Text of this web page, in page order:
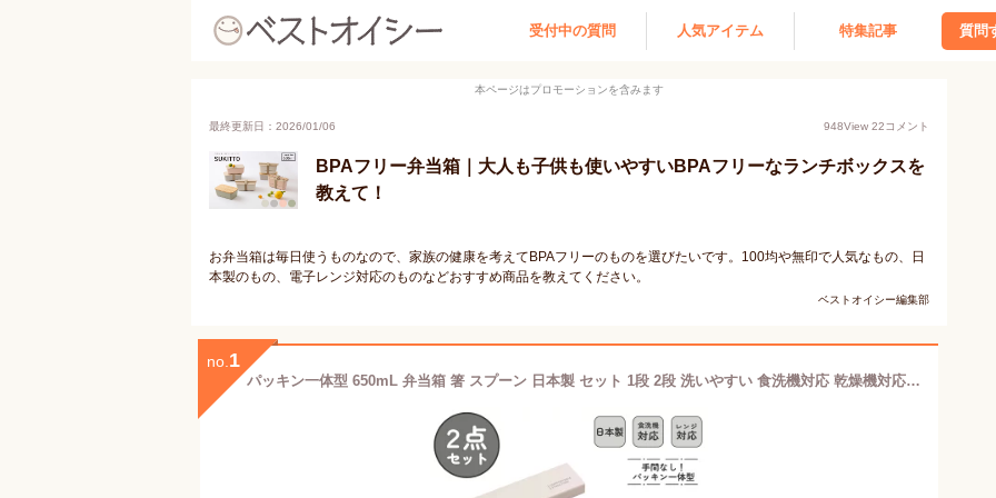
受付中の質問 人気アイテム 特集記事 質問
本ページはプロモーションを含みます
最終更新日：2026/01/06 948View 22コメント
BPAフリー弁当箱｜大人も子供も使いやすいBPAフリーなランチボックスを
教えて！
お弁当箱は毎日使うものなので、家族の健康を考えてBPAフリーのものを選びたいです。100均や無印で人気なもの、日
本製のもの、電子レンジ対応のものなどおすすめ商品を教えてください。
ベストオイシー編集部
no. 1
パッキン一体型 650mL 弁当箱 箸 スプーン 日本製 セット 1段 2段 洗いやすい 食洗機対応 乾燥機対応 レンジ対応 防汚 時短 仕切付 手間なしパッキン コンビ 18cm 抗菌 大人 BPAフリー 大人用 大人 おしゃれ コンフォータブル | OSK COM HPCW-650D CT-27